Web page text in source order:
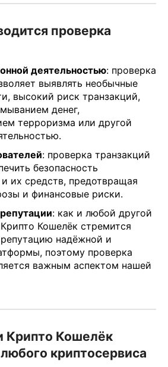
проверка
деятельностью: проверка
выявлять необычные
высокий риск транзакций,
денег,
терроризма или другой
: проверка транзакций
безопасность
и их средств, предотвращая
и финансовые риски.
: как и любой другой
Кошелёк стремится
надёжной и
поэтому проверка
важным аспектом нашей
Крипто Кошелёк
криптосервиса